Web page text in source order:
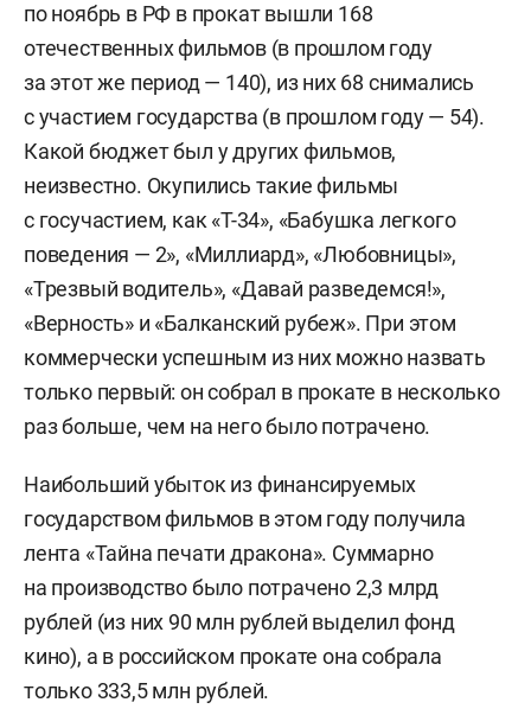
по ноябрь в РФ в прокат вышли 168
отечественных фильмов (в прошлом году
за этот же период — 140), из них 68 снимались
с участием государства (в прошлом году — 54).
Какой бюджет был у других фильмов,
неизвестно. Окупились такие фильмы
с госучастием, как «Т-34», «Бабушка легкого
поведения — 2», «Миллиард», «Любовницы»,
«Трезвый водитель», «Давай разведемся!»,
«Верность» и «Балканский рубеж». При этом
коммерчески успешным из них можно назвать
только первый: он собрал в прокате в несколько
раз больше, чем на него было потрачено.
Наибольший убыток из финансируемых
государством фильмов в этом году получила
лента «Тайна печати дракона». Суммарно
на производство было потрачено 2,3 млрд
рублей (из них 90 млн рублей выделил фонд
кино), а в российском прокате она собрала
только 333,5 млн рублей.